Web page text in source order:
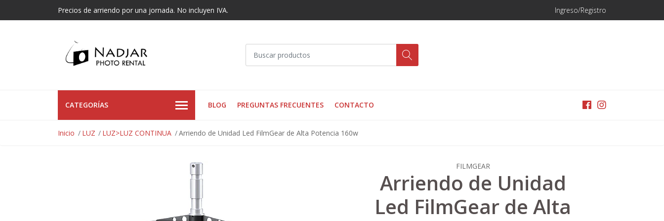
Precios de arriendo por una jornada. No incluyen IVA. Ingreso/Registro
CATEGORÍAS BLOG PREGUNTAS FRECUENTES CONTACTO
Inicio LUZ LUZ>LUZ CONTINUA Arriendo de Unidad Led FilmGear de Alta Potencia 160w
FILMGEAR
Arriendo de Unidad
Led FilmGear de Alta